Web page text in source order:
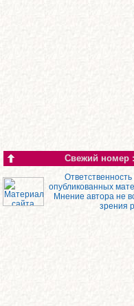
Свежий номер
опубликованных
Мнение автора не
зрения